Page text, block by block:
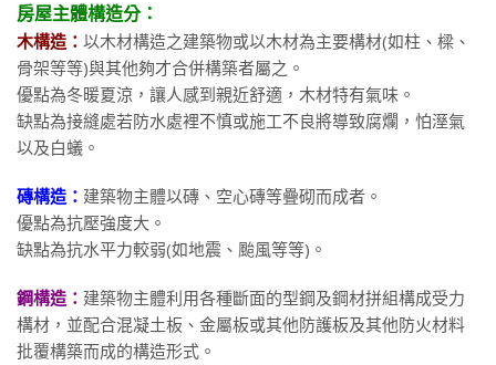
房屋主體構造分：
木構造： 以木材構造之建築物或以木材為主要構材(如柱、樑、
骨架等等)與其他夠才合併構築者屬之。
優點為冬暖夏涼，讓人感到親近舒適，木材特有氣味。
缺點為接縫處若防水處裡不慎或施工不良將導致腐爛，怕溼氣
以及白蟻。
磚構造： 建築物主體以磚、空心磚等疊砌而成者。
優點為抗壓強度大。
缺點為抗水平力較弱(如地震、颱風等等)。
鋼構造： 建築物主體利用各種斷面的型鋼及鋼材拼組構成受力
構材，並配合混凝土板、金屬板或其他防護板及其他防火材料
批覆構築而成的構造形式。